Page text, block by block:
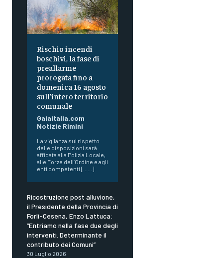
Rischio incendi
boschivi, la fase di
preallarme
prorogata fino a
domenica 16 agosto
sull’intero territorio
comunale
Gaiaitalia.com
Notizie Rimini
La vigilanza sul rispetto
delle disposizioni sarà
affidata alla Polizia Locale,
alle Forze dell’Ordine e agli
enti competenti [......]
Ricostruzione post alluvione,
il Presidente della Provincia di
Forlì-Cesena, Enzo Lattuca:
“Entriamo nella fase due degli
interventi. Determinante il
contributo dei Comuni”
30 Luglio 2026